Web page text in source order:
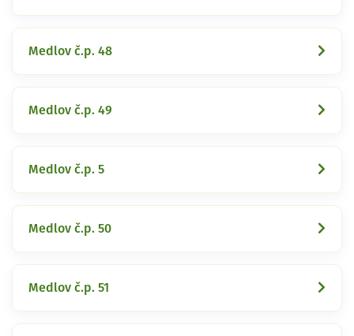
Medlov č.p. 48
Medlov č.p. 49
Medlov č.p. 5
Medlov č.p. 50
Medlov č.p. 51